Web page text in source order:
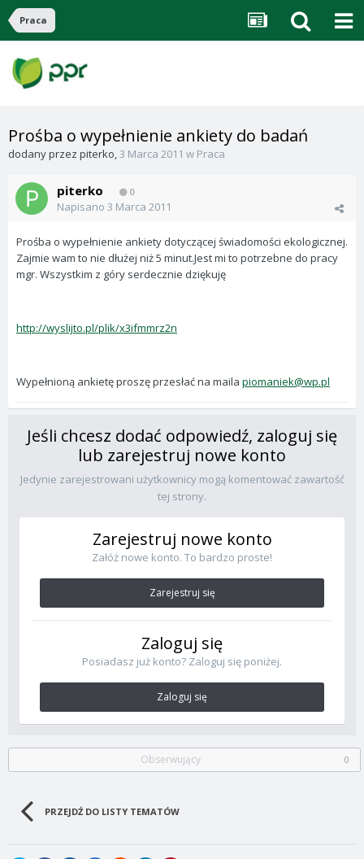
Praca
Prośba o wypełnienie ankiety do badań
dodany przez piterko,3 Marca 2011 w Praca
piterko 0
Napisano 3 Marca 2011
Prośba o wypełnienie ankiety dotyczącej świadomości ekologicznej.
Zajmie wam to nie dłużej niż 5 minut.Jest mi to potrzebne do pracy
mgr. Wszystkim z góry serdecznie dziękuję
http://wyslijto.pl/plik/x3ifmmrz2n
Wypełnioną ankietę proszę przesłać na maila piomaniek@wp.pl
Jeśli chcesz dodać odpowiedź, zaloguj się
lub zarejestruj nowe konto
Jedynie zarejestrowani użytkownicy mogą komentować zawartość
tej strony.
Zarejestruj nowe konto
Załóż nowe konto. To bardzo proste!
Zarejestruj się
Zaloguj się
Posiadasz już konto? Zaloguj się poniżej.
Zaloguj się
Obserwujący 0
PRZEJDŹ DO LISTY TEMATÓW